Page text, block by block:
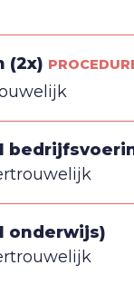
(2x)
onderwijs)